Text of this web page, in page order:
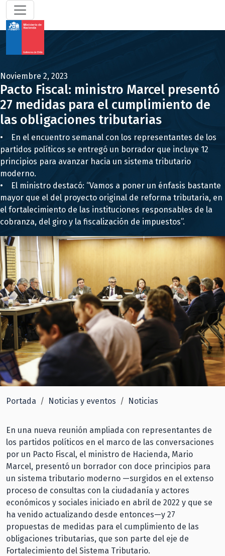
Noviembre 2, 2023
Pacto Fiscal: ministro Marcel presentó
27 medidas para el cumplimiento de
las obligaciones tributarias
• En el encuentro semanal con los representantes de los
partidos políticos se entregó un borrador que incluye 12
principios para avanzar hacia un sistema tributario
moderno.
• El ministro destacó: “Vamos a poner un énfasis bastante
mayor que el del proyecto original de reforma tributaria, en
el fortalecimiento de las instituciones responsables de la
cobranza, del giro y la fiscalización de impuestos”.
Portada Noticias y eventos Noticias
En una nueva reunión ampliada con representantes de
los partidos políticos en el marco de las conversaciones
por un Pacto Fiscal, el ministro de Hacienda, Mario
Marcel, presentó un borrador con doce principios para
un sistema tributario moderno —surgidos en el extenso
proceso de consultas con la ciudadanía y actores
económicos y sociales iniciado en abril de 2022 y que se
ha venido actualizando desde entonces—y 27
propuestas de medidas para el cumplimiento de las
obligaciones tributarias, que son parte del eje de
Fortalecimiento del Sistema Tributario.